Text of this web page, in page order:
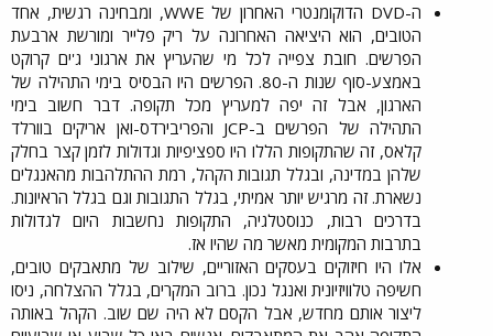
ה-DVD הדוקומנטרי האחרון של WWE, ומבחינה רגשית, אחד
הטובים, הוא היציאה האחרונה על ריק פלייר ומורשת ארבעת
הפרשים. חובת צפייה לכל מי שהעריץ את ארגוני ג'ים קרוקט
באמצע-סוף שנות ה-80. הפרשים היו הבסיס בימי התהילה של
הארגון, אבל זה יפה למעריץ מכל תקופה. דבר חשוב בימי
התהילה של הפרשים ב-JCP והפריבירדס-ואן אריקים בוורלד
קלאס, זה שהתקופות הללו היו ספציפיות וגדולות לזמן קצר בחלק
שלהן במדינה, ובגלל תגובות הקהל, רמת ההתלהבות מהאנגלים
נשארת. זה מרגיש יותר אמיתי, בגלל התגובות וגם בגלל הראיונות.
בדרכים רבות, כנוסטלגיה, התקופות נחשבות היום לגדולות
בתרבות המקומית מאשר מה שהיו אז.​
אלו היו חיזוקים בעסקים האזוריים, שילוב של מתאבקים טובים,
חשיפה טלוויזיונית ואנגל נכון. ברוב המקרים, בגלל ההצלחה, ניסו
ליצור אותם מחדש, אבל הקסם לא היה שם שוב. הקהל באותה